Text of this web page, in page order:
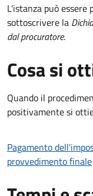
L'istanza può
sottoscrivere la
dal procuratore.
Cosa si
Quando il
positivamente si
Pagamento
provvedimento finale